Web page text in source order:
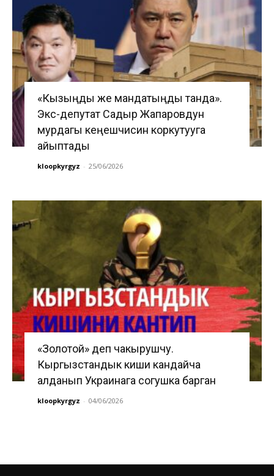
«Кызыңды же мандатыңды танда».
Экс-депутат Садыр Жапаровдун
мурдагы кеңешчисин коркутууга
айыптады
kloopkyrgyz - 25/06/2026
«Золотой» деп чакырушчу.
Кыргызстандык киши кандайча
алданып Украинага согушка барган
kloopkyrgyz - 04/06/2026